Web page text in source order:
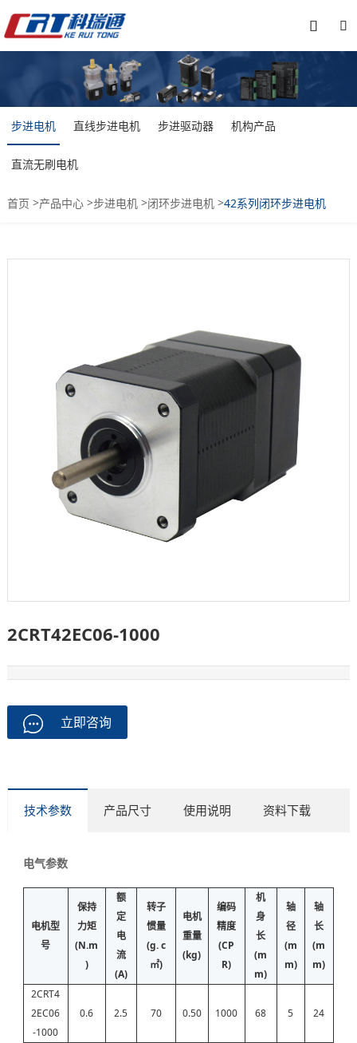


步进电机 直线步进电机 步进驱动器 机构产品
直流无刷电机
首页 >产品中心>步进电机>闭环步进电机>42系列闭环步进电机
2CRT42EC06-1000
立即咨询
技术参数 产品尺寸 使用说明 资料下载
电气参数
电机型
号
保持
力矩
(N.m
)
额
定
电
流
(A)
转子
惯量
(g. c
㎡)
电机
重量
(kg)
编码
精度
(CP
R)
机
身
长
(m
m)
轴
径
(m
m)
轴
长
(m
m)
2CRT4
2EC06
-1000
0.6 2.5 70 0.50 1000 68 5 24